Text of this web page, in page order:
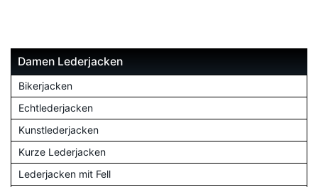
Damen Lederjacken
Bikerjacken
Echtlederjacken
Kunstlederjacken
Kurze Lederjacken
Lederjacken mit Fell